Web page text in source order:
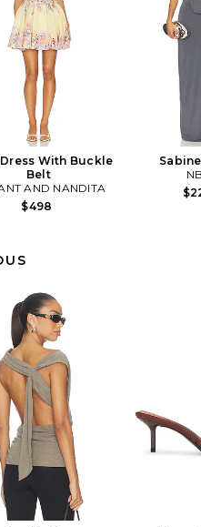
With Buckle
Belt
AND NANDITA
$498